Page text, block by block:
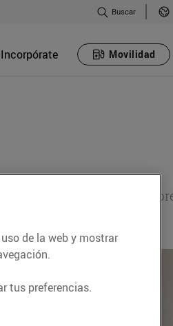
Buscar
Incorpórate Movilidad
a través de la sección de
de la web y mostrar
tus preferencias.